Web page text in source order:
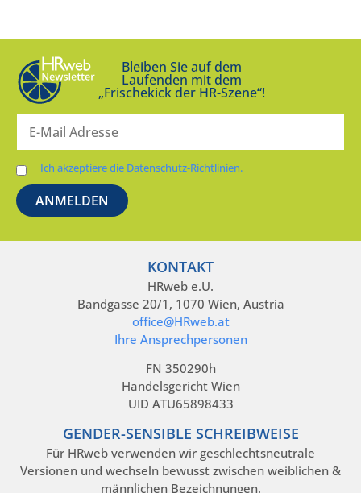
Bleiben Sie auf dem
Laufenden mit dem
„Frischekick der HR-Szene“!
Ich akzeptiere die Datenschutz-Richtlinien.
KONTAKT
HRweb e.U.
Bandgasse 20/1, 1070 Wien, Austria
office@HRweb.at
Ihre Ansprechpersonen
FN 350290h
Handelsgericht Wien
UID ATU65898433
GENDER-SENSIBLE SCHREIBWEISE
Für HRweb verwenden wir geschlechtsneutrale
Versionen und wechseln bewusst zwischen weiblichen &
männlichen Bezeichnungen.